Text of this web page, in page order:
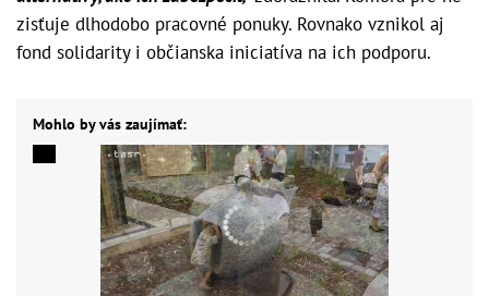
zisťuje dlhodobo pracovné ponuky. Rovnako vznikol aj
fond solidarity i občianska iniciatíva na ich podporu.
Mohlo by vás zaujímať: